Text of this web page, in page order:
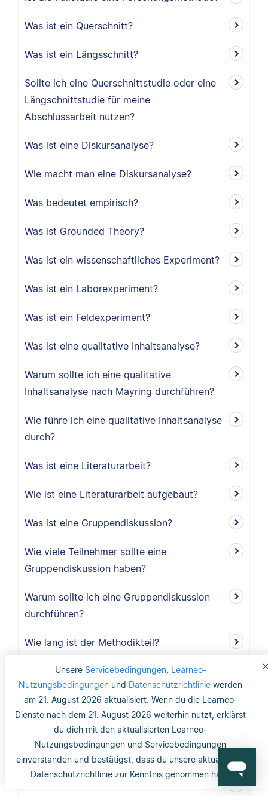
Unsere Servicebedingungen, Learneo-
Nutzungsbedingungen und Datenschutzrichtlinie werden
am 21. August 2026 aktualisiert. Wenn du die Learneo-
Dienste nach dem 21. August 2026 weiterhin nutzt, erklärst
du dich mit den aktualisierten Learneo-
Nutzungsbedingungen und Servicebedingungen
einverstanden und bestätigst, dass du unsere aktualisierte
Datenschutzrichtlinie zur Kenntnis genommen hast.
Was ist ein Querschnitt?
Was ist ein Längsschnitt?
Sollte ich eine Querschnittstudie oder eine
Längschnittstudie für meine
Abschlussarbeit nutzen?
Was ist eine Diskursanalyse?
Wie macht man eine Diskursanalyse?
Was bedeutet empirisch?
Was ist Grounded Theory?
Was ist ein wissenschaftliches Experiment?
Was ist ein Laborexperiment?
Was ist ein Feldexperiment?
Was ist eine qualitative Inhaltsanalyse?
Warum sollte ich eine qualitative
Inhaltsanalyse nach Mayring durchführen?
Wie führe ich eine qualitative Inhaltsanalyse
durch?
Was ist eine Literaturarbeit?
Wie ist eine Literaturarbeit aufgebaut?
Was ist eine Gruppendiskussion?
Wie viele Teilnehmer sollte eine
Gruppendiskussion haben?
Warum sollte ich eine Gruppendiskussion
durchführen?
Wie lang ist der Methodikteil?
Was bedeutet deduktiv und induktiv?
Was bedeutet induktiv?
Was bedeutet deduktiv?
Was ist Validität?
Was ist interne Validität?